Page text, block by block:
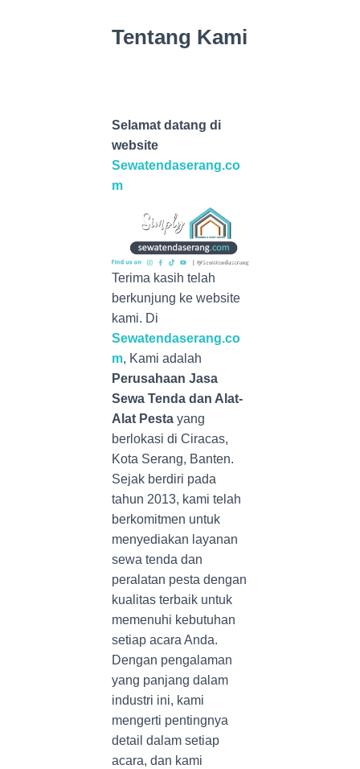
Tentang Kami
Selamat datang di
website
Sewatendaserang.co
m
Terima kasih telah
berkunjung ke website
kami. Di
Sewatendaserang.co
m, Kami adalah
Perusahaan Jasa
Sewa Tenda dan Alat-
Alat Pesta yang
berlokasi di Ciracas,
Kota Serang, Banten.
Sejak berdiri pada
tahun 2013, kami telah
berkomitmen untuk
menyediakan layanan
sewa tenda dan
peralatan pesta dengan
kualitas terbaik untuk
memenuhi kebutuhan
setiap acara Anda.
Dengan pengalaman
yang panjang dalam
industri ini, kami
mengerti pentingnya
detail dalam setiap
acara, dan kami